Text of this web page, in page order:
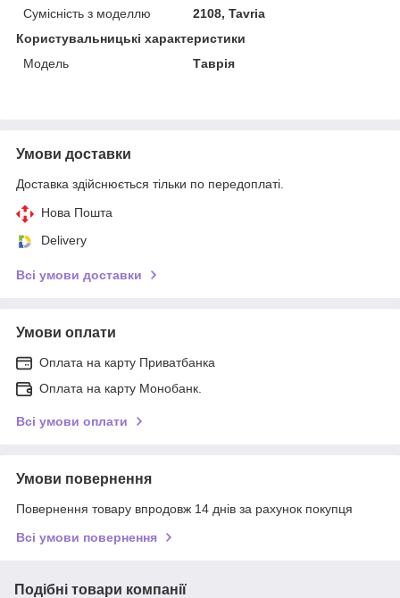
Сумісність з моделлю
2108, Tavria
Користувальницькі характеристики
Модель
Таврія
Умови доставки
Доставка здійснюється тільки по передоплаті.
Нова Пошта
Delivery
Всі умови доставки
Умови оплати
Оплата на карту Приватбанка
Оплата на карту Монобанк.
Всі умови оплати
Умови повернення
Повернення товару впродовж 14 днів за рахунок покупця
Всі умови повернення
Подібні товари компанії